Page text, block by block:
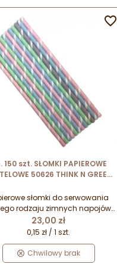
150 szt. SŁOMKI PAPIEROWE
50626 THINK N GREEN
dł. 230 mm
słomki do serwowania
rodzaju zimnych napojów.
serwowania lemoniady, herbat
mrożonych, frappe itp.
Cena
23,00 zł
0,15 zł / 1 szt.
Chwilowy brak
